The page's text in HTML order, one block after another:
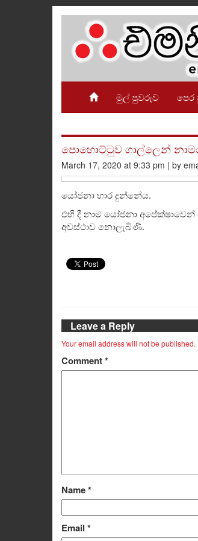
මුල් පුවරුව
පොහොට්ටුව ගාල්ලෙන්
March 17, 2020 at 9:33 pm | by
යෝජනා භාර දුන්නේය.
එහි දී නාම යෝජනා
අවස්ථාව නොලැබිණි.
Leave a Reply
Your email address will not be published.
Comment*
Name*
Email *